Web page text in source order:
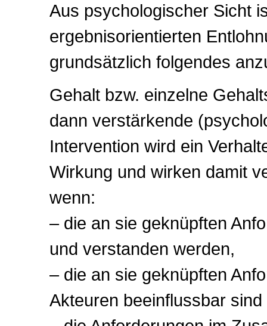
Aus psychologischer Sicht
ergebnisorientierten
grundsätzlich folgendes
Gehalt bzw. einzelne
dann verstärkende
Intervention wird ein
Wirkung und wirken damit
wenn:
– die an sie geknüpften
und verstanden werden,
– die an sie geknüpften
Akteuren beeinflussbar sind